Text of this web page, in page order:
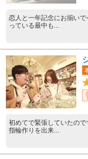
恋人と一年記念にお揃い
っている最中も...
初めてで緊張していたの
指輪作りを出来...